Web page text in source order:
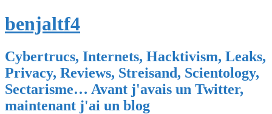
benjaltf4
Cybertrucs, Internets, Hacktivism, Leaks,
Privacy, Reviews, Streisand, Scientology,
Sectarisme… Avant j'avais un Twitter,
maintenant j'ai un blog